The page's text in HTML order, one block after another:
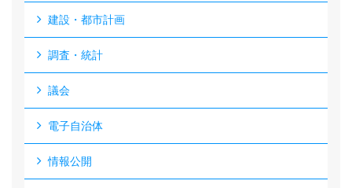
建設・都市計画
調査・統計
議会
電子自治体
情報公開